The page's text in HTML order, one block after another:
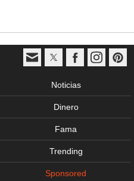
Noticias
Dinero
Fama
Trending
Sponsored